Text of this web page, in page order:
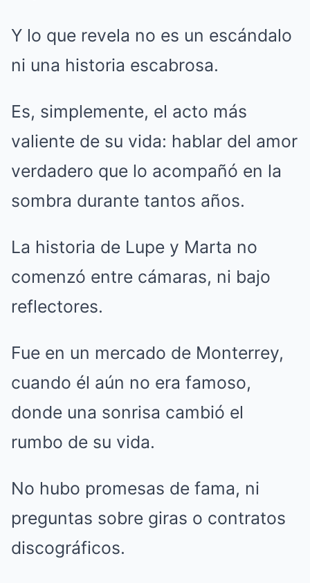
Y lo que revela no es un escándalo
ni una historia escabrosa.
Es, simplemente, el acto más
valiente de su vida: hablar del amor
verdadero que lo acompañó en la
sombra durante tantos años.
La historia de Lupe y Marta no
comenzó entre cámaras, ni bajo
reflectores.
Fue en un mercado de Monterrey,
cuando él aún no era famoso,
donde una sonrisa cambió el
rumbo de su vida.
No hubo promesas de fama, ni
preguntas sobre giras o contratos
discográficos.